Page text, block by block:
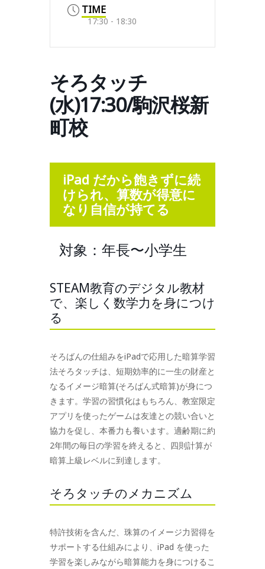
TIME
17:30 - 18:30
そろタッチ
(水)17:30/駒沢桜新
町校
iPad だから飽きずに続
けられ、算数が得意に
なり自信が持てる
対象：年長〜小学生
STEAM教育のデジタル教材
で、楽しく数学力を身につけ
る
そろばんの仕組みをiPadで応用した暗算学習
法そろタッチは、短期効率的に一生の財産と
なるイメージ暗算(そろばん式暗算)が身につ
きます。学習の習慣化はもちろん、教室限定
アプリを使ったゲームは友達との競い合いと
協力を促し、本番力も養います。適齢期に約
2年間の毎日の学習を終えると、四則計算が
暗算上級レベルに到達します。
そろタッチのメカニズム
特許技術を含んだ、珠算のイメージ力習得を
サポートする仕組みにより、iPad を使った
学習を楽しみながら暗算能力を身につけるこ